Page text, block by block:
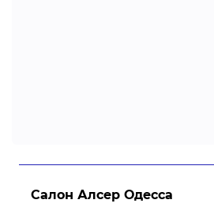
Салон Алсер Одесса